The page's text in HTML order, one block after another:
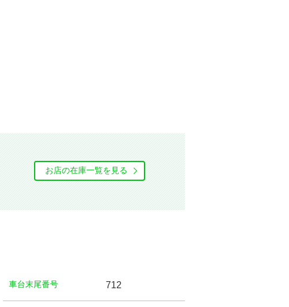
お店の在庫⼀覧を⾒る
車台末尾番号 712